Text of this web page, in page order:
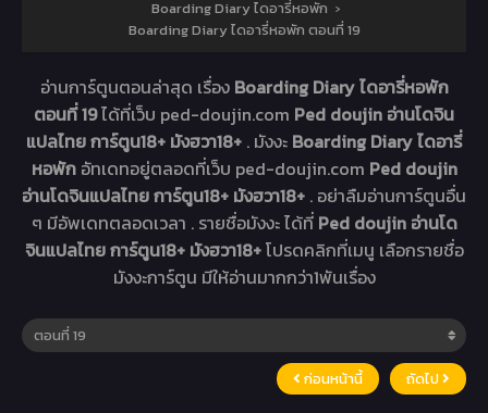
Boarding Diary ไดอารี่หอพัก ›
Boarding Diary ไดอารี่หอพัก ตอนที่ 19
อ่านการ์ตูนตอนล่าสุด เรื่อง Boarding Diary ไดอารี่หอพัก
ตอนที่ 19ได้ที่เว็บ ped-doujin.com Ped doujin อ่านโดจิน
แปลไทย การ์ตูน18+ มังฮวา18+ . มังงะ Boarding Diary ไดอารี่
หอพัก อัทเดทอยู่ตลอดที่เว็บ ped-doujin.com Ped doujin
อ่านโดจินแปลไทย การ์ตูน18+ มังฮวา18+ . อย่าลืมอ่านการ์ตูนอื่น
ๆ มีอัพเดทตลอดเวลา . รายชื่อมังงะ ได้ที่ Ped doujin อ่านโด
จินแปลไทย การ์ตูน18+ มังฮวา18+โปรดคลิกที่เมนู เลือกรายชื่อ
มังงะการ์ตูน มีให้อ่านมากกว่า1พันเรื่อง
ก่อนหน้านี้ ถัดไป